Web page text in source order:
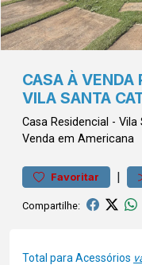
CASA À
VILA SANTA
Casa Residencial - Vila
Venda em Americana
Favoritar |
Compartilhe:
Total para Acessórios